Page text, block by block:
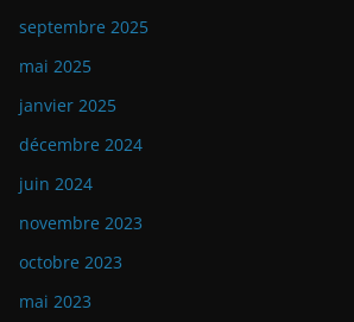
septembre 2025
mai 2025
janvier 2025
décembre 2024
juin 2024
novembre 2023
octobre 2023
mai 2023